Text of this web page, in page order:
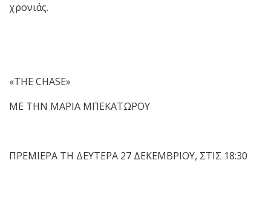
χρονιάς.
«THE CHASE»
ΜΕ ΤΗN ΜΑΡΙΑ ΜΠΕΚΑΤΩΡΟΥ
ΠΡΕΜΙΕΡΑ ΤΗ ΔΕΥΤΕΡΑ 27 ΔΕΚΕΜΒΡΙΟΥ, ΣΤΙΣ 18:30